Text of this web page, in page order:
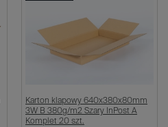
Karton klapowy 640x380x80mm
3W B 380g/m2 Szary InPost A
Komplet 20 szt.